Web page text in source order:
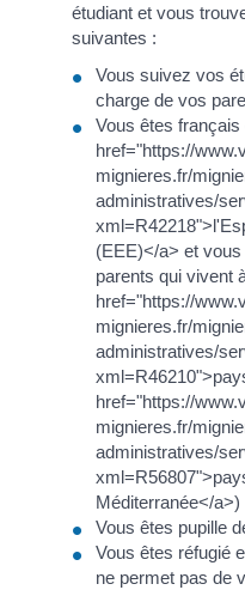
étudiant et vous
suivantes :
Vous suivez vos
charge de vos
Vous êtes
href="https://
mignieres.fr/
administratives/
(EEE)</a> et
parents qui vivent
href="https://
mignieres.fr/
administratives/
href="https://
mignieres.fr/
administratives/
Méditerranée</a>)
Vous êtes pupille
Vous êtes réfugié
ne permet pas de